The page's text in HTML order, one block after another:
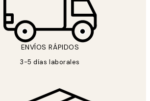
ENVÍOS RÁPIDOS
3-5 días laborales